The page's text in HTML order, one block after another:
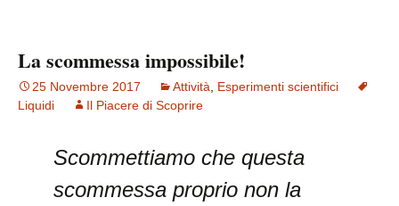
La scommessa impossibile!
25 Novembre 2017 Attività
Esperimenti scientifici
Liquidi
Il Piacere di Scoprire
Scommettiamo che questa
scommessa proprio non la